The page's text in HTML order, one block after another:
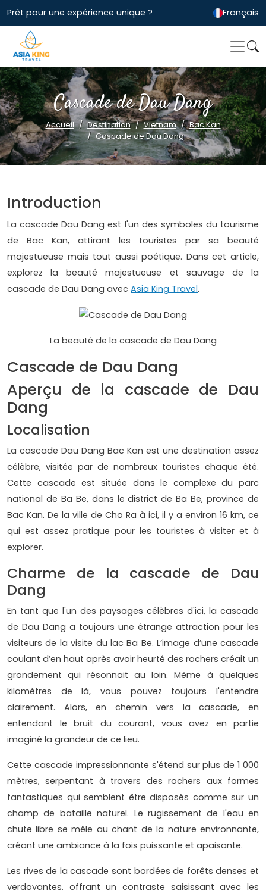
Prêt pour une expérience unique ? Français
Cascade de Dau Dang
Accueil Destination Vietnam
Bac Kan
Cascade de Dau Dang
Introduction
La cascade Dau Dang est l'un des symboles du tourisme
de Bac Kan, attirant les touristes par sa beauté
majestueuse mais tout aussi poétique. Dans cet article,
explorez la beauté majestueuse et sauvage de la
cascade de Dau Dang avec Asia King Travel.
La beauté de la cascade de Dau Dang
Cascade de Dau Dang
Aperçu de la cascade de Dau
Dang
Localisation
La cascade Dau Dang Bac Kan est une destination assez
célèbre, visitée par de nombreux touristes chaque été.
Cette cascade est située dans le complexe du parc
national de Ba Be, dans le district de Ba Be, province de
Bac Kan. De la ville de Cho Ra à ici, il y a environ 16 km, ce
qui est assez pratique pour les touristes à visiter et à
explorer.
Charme de la cascade de Dau
Dang
En tant que l'un des paysages célèbres d'ici, la cascade
de Dau Dang a toujours une étrange attraction pour les
visiteurs de la visite du lac Ba Be. L’image d’une cascade
coulant d’en haut après avoir heurté des rochers créait un
grondement qui résonnait au loin. Même à quelques
kilomètres de là, vous pouvez toujours l'entendre
clairement. Alors, en chemin vers la cascade, en
entendant le bruit du courant, vous avez en partie
imaginé la grandeur de ce lieu.
Cette cascade impressionnante s'étend sur plus de 1 000
mètres, serpentant à travers des rochers aux formes
fantastiques qui semblent être disposés comme sur un
champ de bataille naturel. Le rugissement de l'eau en
chute libre se mêle au chant de la nature environnante,
créant une ambiance à la fois puissante et apaisante.
Les rives de la cascade sont bordées de forêts denses et
verdoyantes, offrant un contraste saisissant avec les